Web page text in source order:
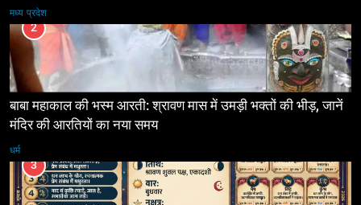
मध्य प्रदेश
2
बाबा महाकाल की भस्म आरती: श्रावण मास में उमड़ी भक्तों की भीड़, जानें
मंदिर की आरतियों का नया समय
धर्म
3